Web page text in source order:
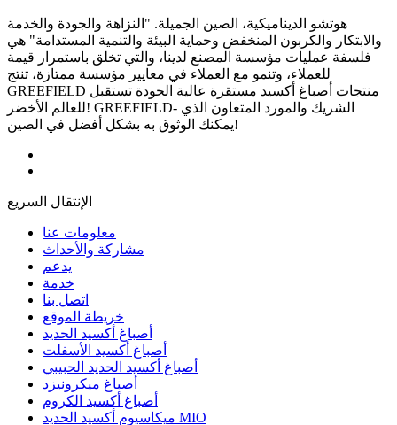
هوتشو الديناميكية، الصين الجميلة. "النزاهة والجودة والخدمة
والابتكار والكربون المنخفض وحماية البيئة والتنمية المستدامة" هي
فلسفة عمليات مؤسسة المصنع لدينا، والتي تخلق باستمرار قيمة
للعملاء، وتنمو مع العملاء في معايير مؤسسة ممتازة، تنتج
GREEFIELD منتجات أصباغ أكسيد مستقرة عالية الجودة تستقبل
للعالم الأخضر! GREEFIELD- الشريك والمورد المتعاون الذي
يمكنك الوثوق به بشكل أفضل في الصين!
الإنتقال السريع
معلومات عنا
مشاركة والأحداث
يدعم
خدمة
اتصل بنا
خريطة الموقع
أصباغ أكسيد الحديد
أصباغ أكسيد الأسفلت
أصباغ أكسيد الحديد الحبيبي
أصباغ ميكرونيزد
أصباغ أكسيد الكروم
ميكاسيوم أكسيد الحديد MIO